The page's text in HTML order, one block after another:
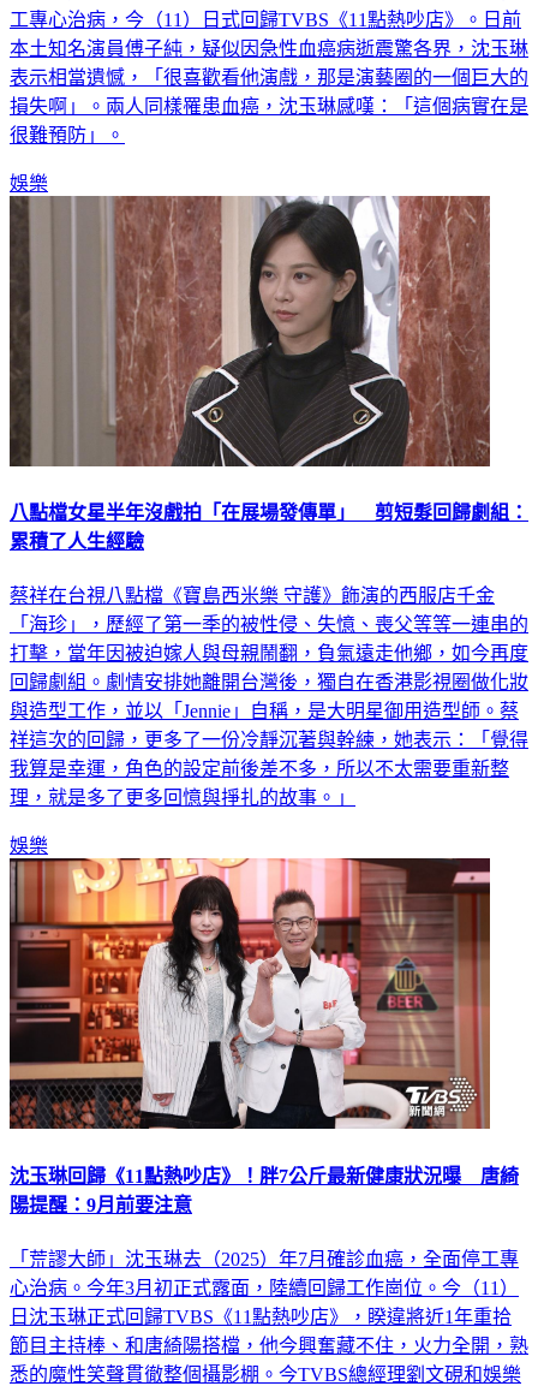
工專心治病，今（11）日式回歸TVBS《11點熱吵店》。日前
本土知名演員傅子純，疑似因急性血癌病逝震驚各界，沈玉琳
表示相當遺憾，「很喜歡看他演戲，那是演藝圈的一個巨大的
損失啊」。兩人同樣罹患血癌，沈玉琳感嘆：「這個病實在是
很難預防」。
娛樂
八點檔女星半年沒戲拍「在展場發傳單」 剪短髮回歸劇組：
累積了人生經驗
蔡祥在台視八點檔《寶島西米樂 守護》飾演的西服店千金
「海珍」，歷經了第一季的被性侵、失憶、喪父等等一連串的
打擊，當年因被迫嫁人與母親鬧翻，負氣遠走他鄉，如今再度
回歸劇組。劇情安排她離開台灣後，獨自在香港影視圈做化妝
與造型工作，並以「Jennie」自稱，是大明星御用造型師。蔡
祥這次的回歸，更多了一份冷靜沉著與幹練，她表示：「覺得
我算是幸運，角色的設定前後差不多，所以不太需要重新整
理，就是多了更多回憶與掙扎的故事。」
娛樂
沈玉琳回歸《11點熱吵店》！胖7公斤最新健康狀況曝 唐綺
陽提醒：9月前要注意
「荒謬大師」沈玉琳去（2025）年7月確診血癌，全面停工專
心治病。今年3月初正式露面，陸續回歸工作崗位。今（11）
日沈玉琳正式回歸TVBS《11點熱吵店》，睽違將近1年重拾
節目主持棒、和唐綺陽搭檔，他今興奮藏不住，火力全開，熟
悉的魔性笑聲貫徹整個攝影棚。今TVBS總經理劉文硯和娛樂